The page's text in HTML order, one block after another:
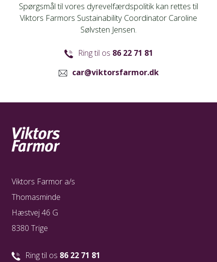
Spørgsmål til vores dyrevelfærdspolitik kan rettes til
Viktors Farmors Sustainability Coordinator Caroline
Sølvsten Jensen.
Ring til os 86 22 71 81
car@viktorsfarmor.dk
Viktors Farmor a/s
Thomasminde
Hæstvej 46 G
8380 Trige
Ring til os 86 22 71 81